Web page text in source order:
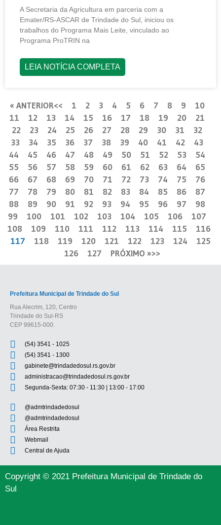
A Secretaria da Agricultura em parceria com a
Emater/RS-ASCAR de Trindade do Sul, iniciou os
trabalhos do Programa Mais Leite, vinculado ao
Programa ProTRIN na
LEIA NOTÍCIA COMPLETA
« ANTERIOR 1 2 3 4 5 6 7 8 9
10
11
12 13 14 15 16 17 18 19 20
21
22
23 24 25 26 27 28 29 30 31
32
33
34 35 36 37 38 39 40 41 42
43
44
45 46 47 48 49 50 51 52 53
54
55
56 57 58 59 60 61 62 63 64
65
66
67 68 69 70 71 72 73 74 75
76
77
78 79 80 81 82 83 84 85 86
87
88
89 90 91 92 93 94 95 96 97
98
99
100 101 102 103 104 105 106
107
108
109 110 111 112 113 114 115
116
117
118 119 120 121 122 123 124
125
126
127 PRÓXIMO »
Prefeitura Municipal de Trindade do Sul
Rua Alecrim, 120, Centro
Trindade do Sul-RS
CEP 99615-000.
(54) 3541 - 1025
(54) 3541 - 1300
gabinete@trindadedosul.rs.gov.br
administracao@trindadedosul.rs.gov.br
Segunda-Sexta: 07:30 - 11:30 | 13:00 - 17:00
@admtrindadedosul
@admtrindadedosul
Área Restrita
Webmail
Central de Ajuda
Copyright © 2021 Prefeitura Municipal de Trindade do
Sul